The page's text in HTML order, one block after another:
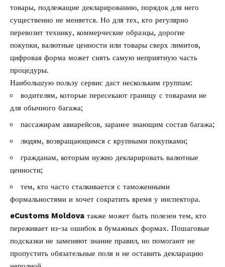
товары, подлежащие декларированию, порядок для него
существенно не меняется. Но для тех, кто регулярно
перевозит технику, коммерческие образцы, дорогие
покупки, валютные ценности или товары сверх лимитов,
цифровая форма может снять самую неприятную часть
процедуры.
Наибольшую пользу сервис даст нескольким группам:
водителям, которые пересекают границу с товарами не
для обычного багажа;
пассажирам авиарейсов, заранее знающим состав багажа;
людям, возвращающимся с крупными покупками;
гражданам, которым нужно декларировать валютные
ценности;
тем, кто часто сталкивается с таможенными
формальностями и хочет сократить время у инспектора.
eCustoms Moldova также может быть полезен тем, кто
переживает из-за ошибок в бумажных формах. Пошаговые
подсказки не заменяют знание правил, но помогают не
пропустить обязательные поля и не оставить декларацию